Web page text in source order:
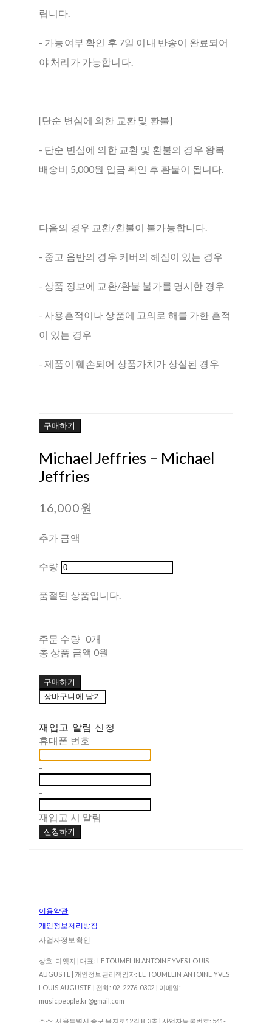
립니다.
- 가능여부 확인 후 7일 이내 반송이 완료되어
야 처리가 가능합니다.
[단순 변심에 의한 교환 및 환불]
- 단순 변심에 의한 교환 및 환불의 경우 왕복
배송비 5,000원 입금 확인 후 환불이 됩니다.
다음의 경우 교환/환불이 불가능합니다.
- 중고 음반의 경우 커버의 헤짐이 있는 경우
- 상품 정보에 교환/환불 불가를 명시한 경우
- 사용흔적이나 상품에 고의로 해를 가한 흔적
이 있는 경우
- 제품이 훼손되어 상품가치가 상실된 경우
구매하기
Michael Jeffries – Michael
Jeffries
16,000원
추가 금액
수량
품절된 상품입니다.
주문 수량 0개
총 상품 금액 0원
구매하기
장바구니에 담기
재입고 알림 신청
휴대폰 번호
-
-
재입고 시 알림
신청하기
이용약관
개인정보처리방침
사업자정보확인
상호: 디엣지 | 대표: LE TOUMELIN ANTOINE YVES LOUIS
AUGUSTE | 개인정보관리책임자: LE TOUMELIN ANTOINE YVES
LOUIS AUGUSTE | 전화: 02-2276-0302 | 이메일:
musicpeople.kr@gmail.com
주소: 서울특별시 중구 을지로12길 8, 3층 | 사업자등록번호: 541-